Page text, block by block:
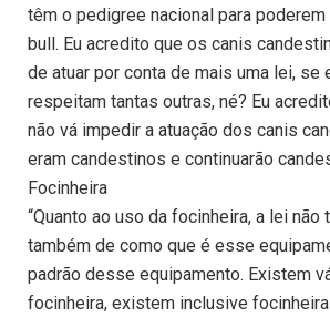
têm o pedigree nacional para
bull. Eu acredito que os canis
de atuar por conta de mais uma lei, se
respeitam tantas outras, né? Eu
não vá impedir a atuação dos canis
eram candestinos e continuarão
Focinheira
“Quanto ao uso da focinheira, a lei não
também de como que é esse
padrão desse equipamento. Existem
focinheira, existem inclusive